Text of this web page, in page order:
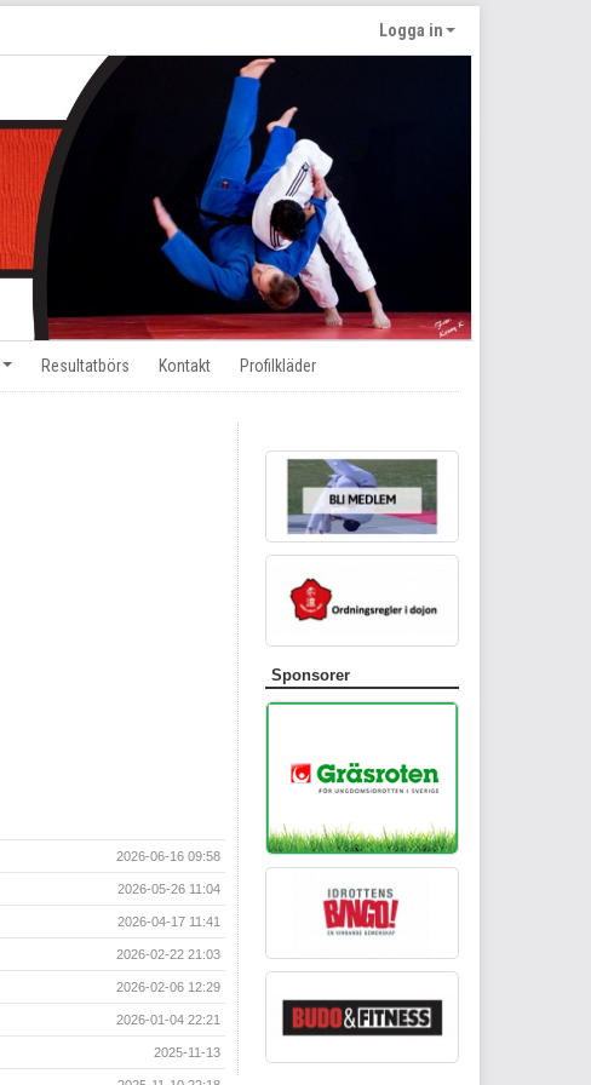
Logga in
Resultatbörs Kontakt Profilkläder
2026-06-16 09:58
2026-05-26 11:04
2026-04-17 11:41
2026-02-22 21:03
2026-02-06 12:29
2026-01-04 22:21
2025-11-13
Sponsorer